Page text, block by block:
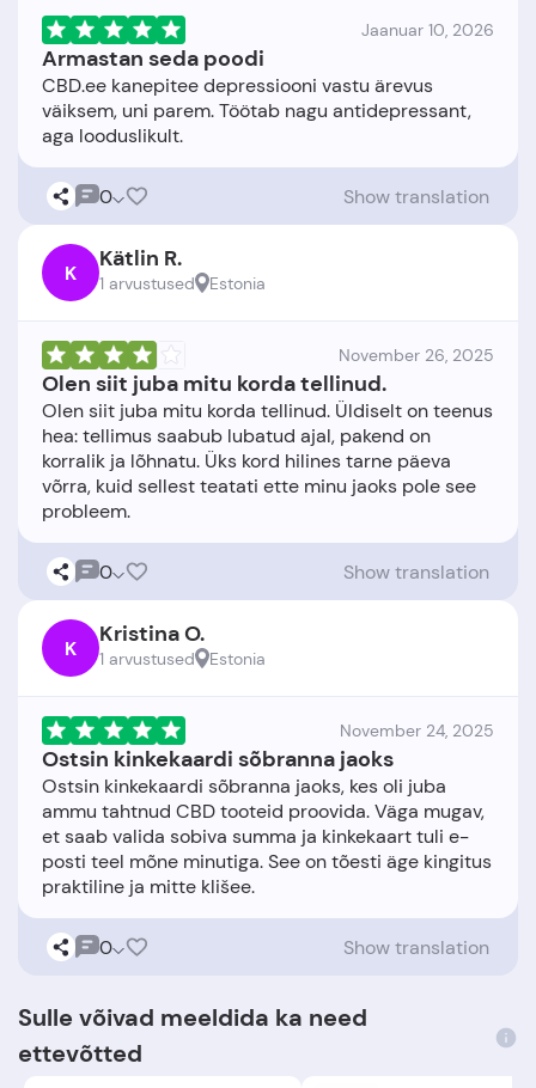
Jaanuar 10, 2026
Armastan seda poodi
CBD.ee kanepitee depressiooni vastu ärevus
väiksem, uni parem. Töötab nagu antidepressant,
0 Show translation
K Kätlin R.
1 arvustused Estonia
November 26, 2025
Olen siit juba mitu korda tellinud.
Olen siit juba mitu korda tellinud. Üldiselt on teenus
hea: tellimus saabub lubatud ajal, pakend on
korralik ja lõhnatu. Üks kord hilines tarne päeva
võrra, kuid sellest teatati ette minu jaoks pole see
0 Show translation
K Kristina O.
1 arvustused Estonia
November 24, 2025
Ostsin kinkekaardi sõbranna jaoks
Ostsin kinkekaardi sõbranna jaoks, kes oli juba
ammu tahtnud CBD tooteid proovida. Väga mugav,
et saab valida sobiva summa ja kinkekaart tuli e-
posti teel mõne minutiga. See on tõesti äge kingitus
0 Show translation
Sulle võivad meeldida ka need
ettevõtted